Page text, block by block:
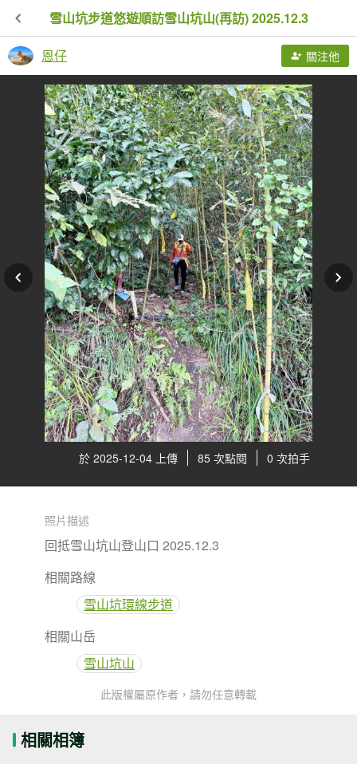
雪山坑步道悠遊順訪雪山坑山(再訪) 2025.12.3
恩仔 關注他
於 2025-12-04 上傳 85 次點閱 0 次拍手
照片描述
回抵雪山坑山登山口 2025.12.3
相關路線
雪山坑環線步道
相關山岳
雪山坑山
此版權屬原作者，請勿任意轉載
相關相簿